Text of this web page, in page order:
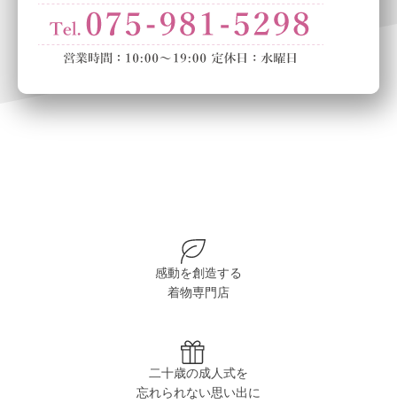
感動を創造する
着物専門店
二十歳の成人式を
忘れられない思い出に